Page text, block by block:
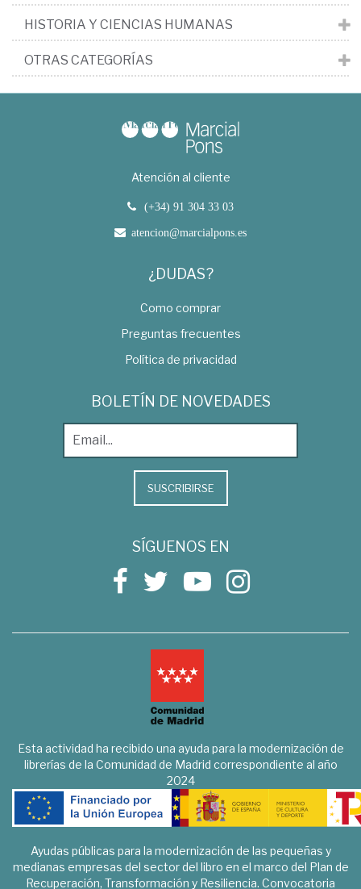
HISTORIA Y CIENCIAS HUMANAS
OTRAS CATEGORÍAS
Atención al cliente
(+34) 91 304 33 03
atencion@marcialpons.es
¿DUDAS?
Como comprar
Preguntas frecuentes
Política de privacidad
BOLETÍN DE NOVEDADES
SUSCRIBIRSE
SÍGUENOS EN
Esta actividad ha recibido una ayuda para la modernización de
librerías de la Comunidad de Madrid correspondiente al año
2024
Ayudas públicas para la modernización de las pequeñas y
medianas empresas del sector del libro en el marco del Plan de
Recuperación, Transformación y Resiliencia. Convocatoria